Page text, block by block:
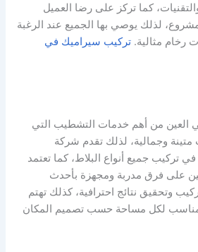
كما تركز على رضا العميل
لذلك يوصي بها الجميع عند الرغبة
رخام مثالية.تركيب سيراميك في
العين من أهم خدمات التشطيب التي
وجمالية، لذلك تقدم شركة
تركيب جميع أنواع البلاط، كما تعتمد
على فرق مدربة ومجهزة بأحدث
وتحقيق نتائج احترافية، كذلك تهتم
لكل مساحة حسب تصميم المكان